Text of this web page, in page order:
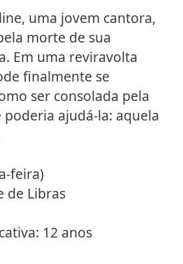
uma jovem cantora,
morte de sua
Em uma reviravolta
finalmente se
ser consolada pela
poderia ajudá-la: aquela
feira)
de Libras
12 anos